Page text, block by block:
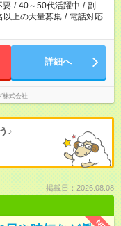
要 / 40～50代活躍中 / 副
以上の大量募集 / 電話対応
詳細へ
株式会社
♪
掲載日：2026.08.08